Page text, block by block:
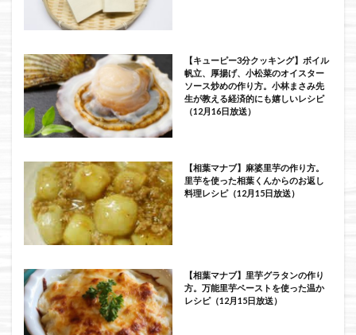
【キューピー3分クッキング】ボイル
帆立、厚揚げ、小松菜のオイスター
ソース炒めの作り方。小林まさみ先
生が教える経済的にも嬉しいレシピ
（12月16日放送）
【相葉マナブ】麻婆里芋の作り方。
里芋を使った相葉くんからのお返し
料理レシピ（12月15日放送）
【相葉マナブ】里芋グラタンの作り
方。万能里芋ペーストを使った温か
レシピ（12月15日放送）